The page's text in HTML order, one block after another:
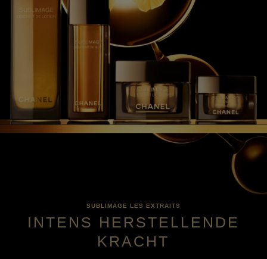
SUBLIMAGE LES EXTRAITS
INTENS HERSTELLENDE
KRACHT